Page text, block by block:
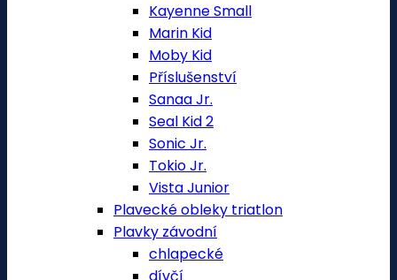
Kayenne Small
Marin Kid
Moby Kid
Příslušenství
Sanaa Jr.
Seal Kid 2
Sonic Jr.
Tokio Jr.
Vista Junior
Plavecké obleky triatlon
Plavky závodní
chlapecké